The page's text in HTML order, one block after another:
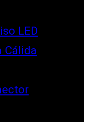
LED
Cálida